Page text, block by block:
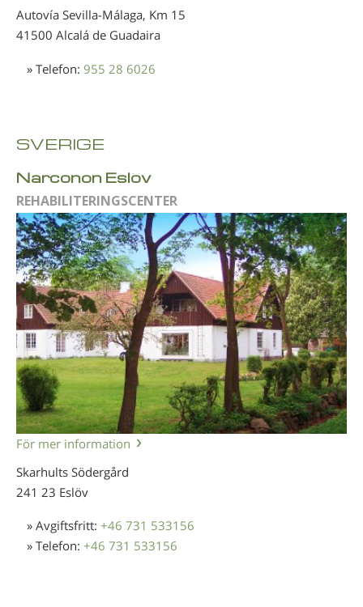
Autovía Sevilla-Málaga, Km 15
41500 Alcalá de Guadaira
» Telefon: 955 28 6026
SVERIGE
Narconon Eslöv
REHABILITERINGSCENTER
För mer information
Skarhults Södergård
241 23 Eslöv
» Avgiftsfritt: +46 731 533156
» Telefon: +46 731 533156